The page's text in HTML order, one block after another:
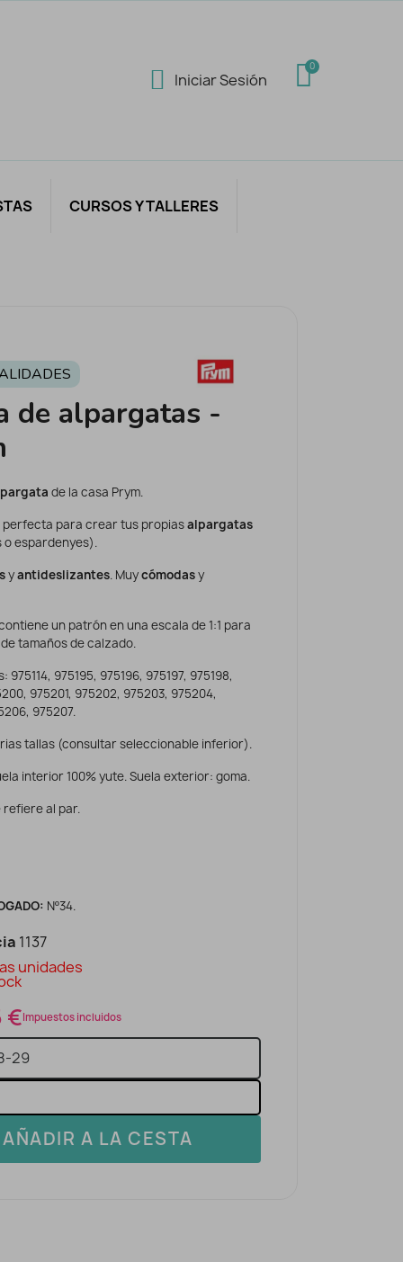
Iniciar Sesión
CURSOS Y TALLERES
de alpargatas -
de la casa Prym.
perfecta para crear tus propiasalpargatas
o espardenyes).
yantideslizantes. Muycómodasy
un patrón en una escala de 1:1 para
tamaños de calzado.
975114, 975195, 975196, 975197, 975198,
975201, 975202, 975203, 975204,
975207.
tallas (consultar seleccionable inferior).
interior 100% yute. Suela exterior: goma.
refiere al par.
Nº34.
1137
unidades
€Impuestos incluidos
AÑADIR A LA CESTA